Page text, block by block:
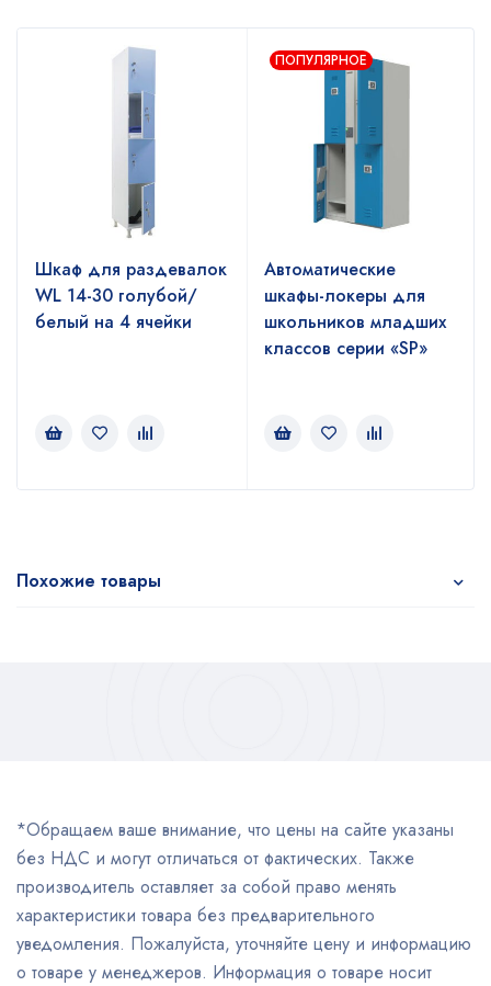
Шкаф для раздевалок
WL 14-30 голубой/
белый на 4 ячейки
ПОПУЛЯРНОЕ
Автоматические
шкафы-локеры для
школьников младших
классов серии «SP»
Похожие товары
*Обращаем ваше внимание, что цены на сайте указаны
без НДС и могут отличаться от фактических. Также
производитель оставляет за собой право менять
характеристики товара без предварительного
уведомления. Пожалуйста, уточняйте цену и информацию
о товаре у менеджеров. Информация о товаре носит